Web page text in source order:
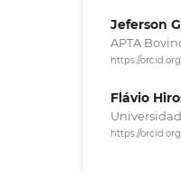
Jeferson
APTA
https://
Flávio
https://